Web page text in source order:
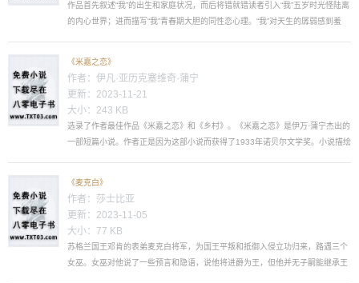
作品首先叙述“我”的出生和家庭状况，而后将错就错读者引入“我”五岁时光怪陆离
的内心世界；进而描写“我”青春期大胆的同性恋心理。“我”对天生的孱弱感到羞
《米嘉之恋》
作者： 伊凡·亚历克塞维奇·蒲宁
更新：2023-11-21
大小：243 KB
选录了作者最佳作品《米嘉之恋》和《乡村》。《米嘉之恋》是伊万·蒲宁杰出的
一部短篇小说。作者正是因为这部小说而获得了1933年诺贝尔文学奖。小说描绘
《麦克白》
作者： 莎士比亚
更新：2023-11-05
大小：77 KB
苏格兰国王邓肯的表弟麦克白将军，为国王平叛和抵御入侵立功归来，路遇三个
女巫。女巫对他说了一些预言和隐语，说他将进爵为王，但他并无子嗣能继承王